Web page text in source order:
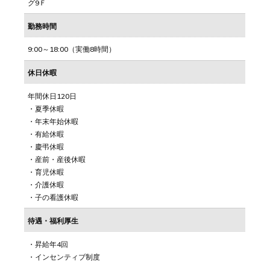
グ9Ｆ
勤務時間
9:00～18:00（実働8時間）
休日休暇
年間休日120日
・夏季休暇
・年末年始休暇
・有給休暇
・慶弔休暇
・産前・産後休暇
・育児休暇
・介護休暇
・子の看護休暇
待遇・福利厚生
・昇給年4回
・インセンティブ制度